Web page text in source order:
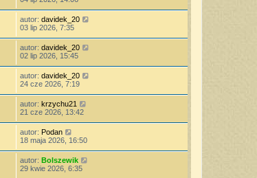
autor: davidek_20
03 lip 2026, 7:35
autor: davidek_20
02 lip 2026, 15:45
autor: davidek_20
24 cze 2026, 7:19
autor: krzychu21
21 cze 2026, 13:42
autor: Podan
18 maja 2026, 16:50
autor: Bolszewik
29 kwie 2026, 6:35